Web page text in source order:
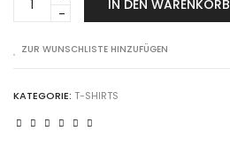
navy
IN DEN WARENKORB
ZUR WUNSCHLISTE HINZUFÜGEN
KATEGORIE: T-SHIRTS